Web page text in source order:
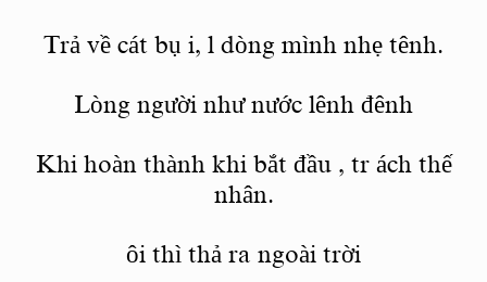
Trả về cát bụ i, l dòng mình nhẹ tênh.
Lòng người như nước lênh đênh
Khi hoàn thành khi bắt đầu , tr ách thế
nhân.
ôi thì thả ra ngoài trời